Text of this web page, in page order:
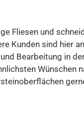
Fliesen und
Kunden sind hier
Bearbeitung in